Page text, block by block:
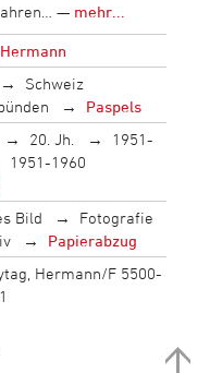
— mehr...
Schweiz
Paspels
20. Jh.
1951-
1951-1960
Bild
Fotografie
Papierabzug
Hermann/F 5500-